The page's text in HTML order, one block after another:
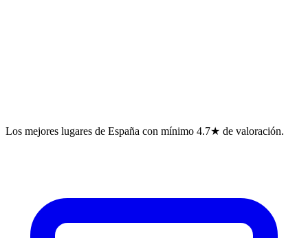
Los mejores lugares de España con mínimo 4.7★ de valoración.